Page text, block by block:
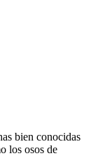
bien conocidas
los osos de